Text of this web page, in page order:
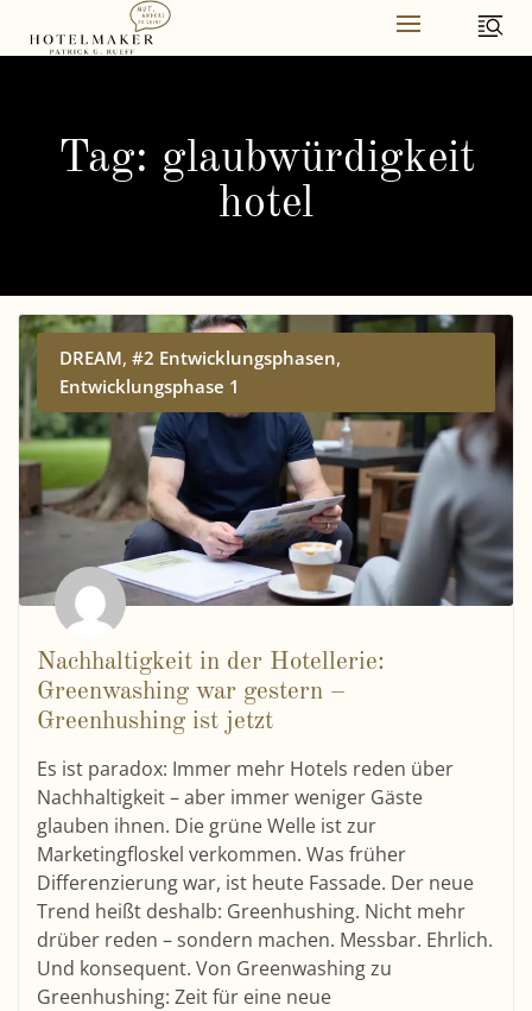
Skip
Tag: glaubwürdigkeit
hotel
DREAM,#2 Entwicklungsphasen,
Entwicklungsphase 1
Nachhaltigkeit in der Hotellerie:
Greenwashing war gestern –
Greenhushing ist jetzt
Es ist paradox: Immer mehr Hotels reden über
Nachhaltigkeit – aber immer weniger Gäste
glauben ihnen. Die grüne Welle ist zur
Marketingfloskel verkommen. Was früher
Differenzierung war, ist heute Fassade. Der neue
Trend heißt deshalb: Greenhushing. Nicht mehr
drüber reden – sondern machen. Messbar. Ehrlich.
Und konsequent. Von Greenwashing zu
Greenhushing: Zeit für eine neue